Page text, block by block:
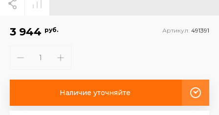
3 944 руб. Артикул: 491391
Наличие уточняйте